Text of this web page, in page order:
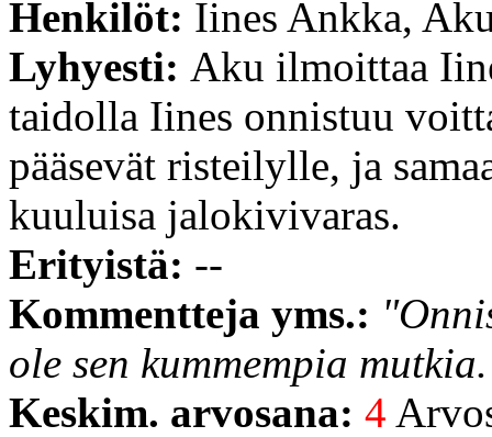
Henkilöt: Iines Ankka,
Lyhyesti: Aku ilmoittaa
taidolla Iines onnistuu
pääsevät risteilylle, ja
kuuluisa jalokivivaras.
Erityistä: --
Kommentteja yms.:
ole sen kummempia
Keskim. arvosana: 4